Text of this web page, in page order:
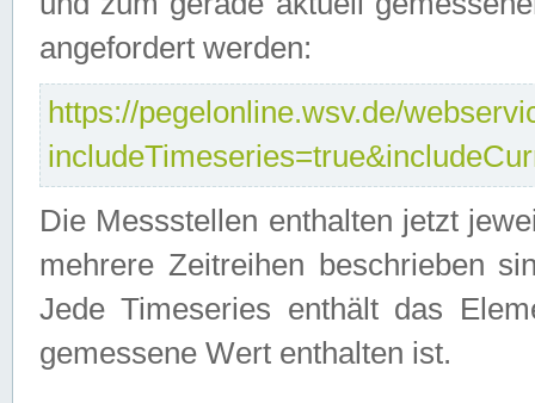
angefordert werden:
https://pegelonline.wsv.de/
Die Messstellen enthalten jetzt
mehrere Zeitreihen beschrieben
Jede Timeseries enthält das
gemessene Wert enthalten ist.